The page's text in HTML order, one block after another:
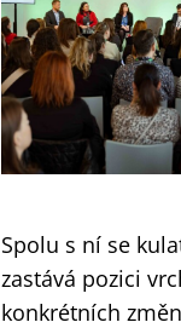
Spolu s ní se
zastává pozici
konkrétních